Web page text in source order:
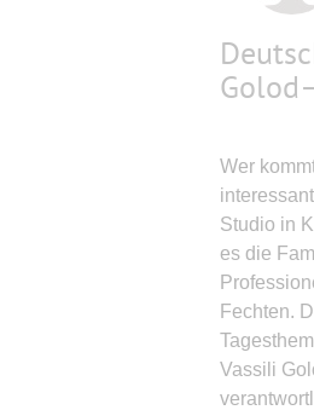
Wer
Studio in
es die
Fechten.
Vassili